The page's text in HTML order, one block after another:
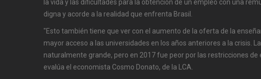
la vida y las dificultades para la obtención de un empleo con una
digna y acorde a la realidad que enfrenta Brasil.
"Esto también tiene que ver con el aumento de la oferta de la
mayor acceso a las universidades en los años anteriores a la crisis.
naturalmente grande, pero en 2017 fue peor por las restricciones de
evalúa el economista Cosmo Donato, de la LCA.